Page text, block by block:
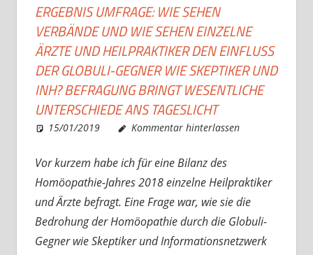
ERGEBNIS UMFRAGE: WIE SEHEN
VERBÄNDE UND WIE SEHEN EINZELNE
ÄRZTE UND HEILPRAKTIKER DEN EINFLUSS
DER GLOBULI-GEGNER WIE SKEPTIKER UND
INH? BEFRAGUNG BRINGT WESENTLICHE
UNTERSCHIEDE ANS TAGESLICHT
15/01/2019 Christian J. Becker
Allgemein
Kommentar hinterlassen
Vor kurzem habe ich für eine Bilanz des
Homöopathie-Jahres 2018 einzelne Heilpraktiker
und Ärzte befragt. Eine Frage war, wie sie die
Bedrohung der Homöopathie durch die Globuli-
Gegner wie Skeptiker und Informationsnetzwerk